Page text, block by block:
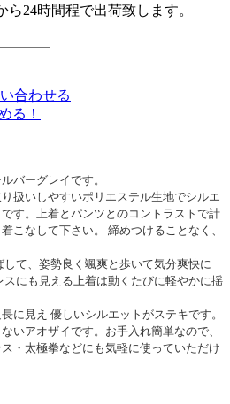
24時間程で出荷致します。
合わせる
る！
バーグレイです。
扱いしやすいポリエステル生地でシルエ
す。上着とパンツとのコントラストで計
こなして下さい。 締めつけることなく、
て、姿勢良く颯爽と歩いて気分爽快に
にも見える上着は動くたびに軽やかに揺
に見え 優しいシルエットがステキです。
いアオザイです。お手入れ簡単なので、
・太極拳などにも気軽に使っていただけ